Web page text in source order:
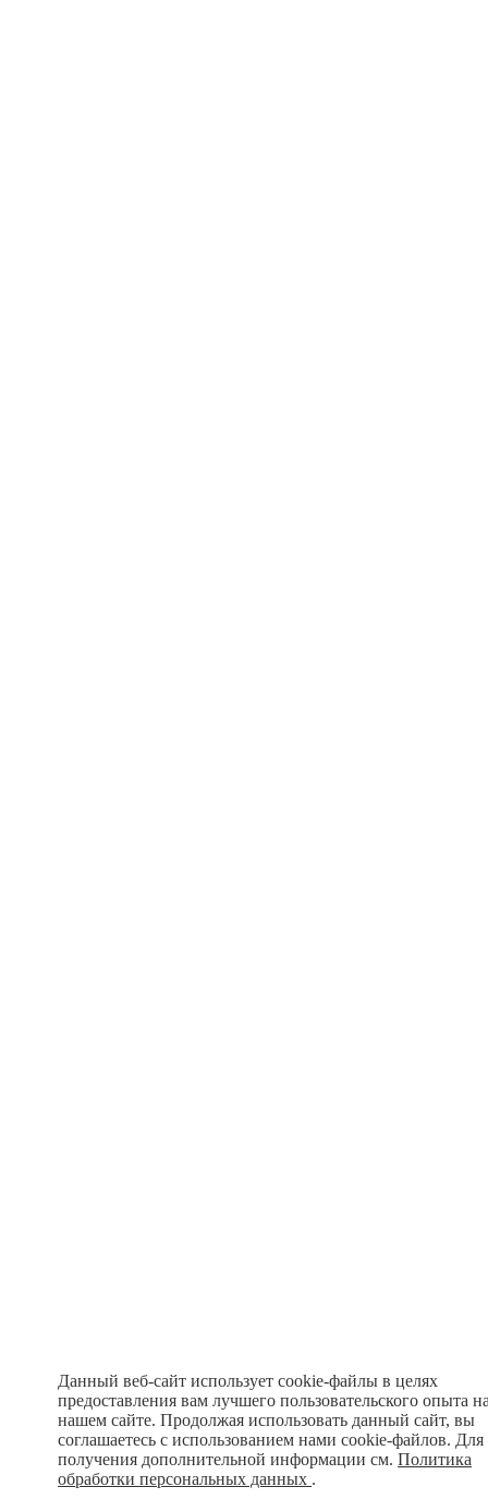
Данный веб-сайт использует cookie-файлы в целях
предоставления вам лучшего пользовательского опыта
нашем сайте. Продолжая использовать данный сайт, вы
соглашаетесь с использованием нами cookie-файлов. Для
получения дополнительной информации см.Политика
обработки персональных данных .